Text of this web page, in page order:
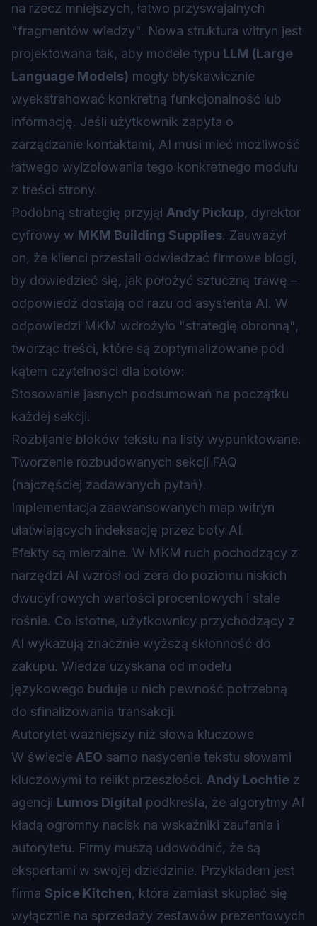
na rzecz mniejszych, łatwo przyswajalnych
"fragmentów wiedzy". Nowa struktura witryn jest
projektowana tak, aby modele typu LLM (Large
Language Models) mogły błyskawicznie
wyekstrahować konkretną funkcjonalność lub
informację. Jeśli użytkownik zapyta o
zarządzanie kontaktami, AI musi mieć możliwość
łatwego wyizolowania tego konkretnego modułu
z treści strony.
Podobną strategię przyjął Andy Pickup, dyrektor
cyfrowy w MKM Building Supplies. Zauważył
on, że klienci przestali odwiedzać firmowe blogi,
by dowiedzieć się, jak położyć sztuczną trawę –
odpowiedź dostają od razu od asystenta AI. W
odpowiedzi MKM wdrożyło "strategię obronną",
tworząc treści, które są zoptymalizowane pod
kątem czytelności dla botów:
Stosowanie jasnych podsumowań na początku
każdej sekcji.
Rozbijanie bloków tekstu na listy wypunktowane.
Tworzenie rozbudowanych sekcji FAQ
(najczęściej zadawanych pytań).
Implementacja zaawansowanych map witryn
ułatwiających indeksację przez boty AI.
Efekty są mierzalne. W MKM ruch pochodzący z
narzędzi AI wzrósł od zera do poziomu niskich
dwucyfrowych wartości procentowych i stale
rośnie. Co istotne, użytkownicy przychodzący z
AI wykazują znacznie wyższą skłonność do
zakupu. Wiedza uzyskana od modelu
językowego buduje u nich pewność potrzebną
do sfinalizowania transakcji.
Autorytet ważniejszy niż słowa kluczowe
W świecie AEO samo nasycenie tekstu słowami
kluczowymi to relikt przeszłości. Andy Lochtie z
agencji Lumos Digital podkreśla, że algorytmy AI
kładą ogromny nacisk na wskaźniki zaufania i
autorytetu. Firmy muszą udowodnić, że są
ekspertami w swojej dziedzinie. Przykładem jest
firma Spice Kitchen, która zamiast skupiać się
wyłącznie na sprzedaży zestawów prezentowych